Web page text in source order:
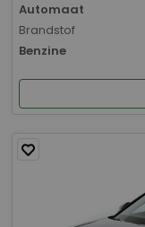
Automaat
Brandstof
Benzine